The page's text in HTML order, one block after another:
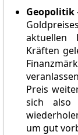
Geopolitik
aktuellen
Kräften
Preis
sich also
um gut